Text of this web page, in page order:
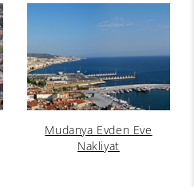
Mudanya Evden Eve
Nakliyat